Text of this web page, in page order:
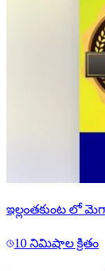
ఇల్లంతకుంట లో
10 నిమిషాల క్రితం